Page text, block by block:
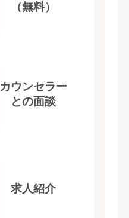
（無料）
カウンセラー
との面談
求人紹介